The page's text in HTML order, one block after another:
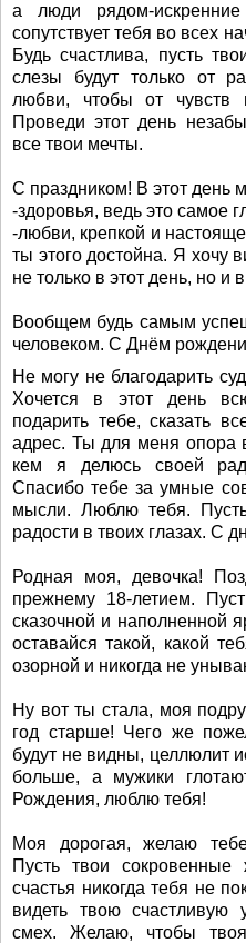
а люди рядом-
сопутствует тебя во всех
Будь счастлива, пусть
слезы будут только от
любви, чтобы от чувств
Проведи этот день
все твои мечты.
С праздником! В этот день
-здоровья, ведь это самое
-любви, крепкой и
ты этого достойна. Я хочу
не только в этот день, но и
Вообщем будь самым
человеком. С Днём
Не могу не благодарить
Хочется в этот день
подарить тебе, сказать
адрес. Ты для меня опора
кем я делюсь своей
Спасибо тебе за умные
мысли. Люблю тебя.
радости в твоих глазах. С
Родная моя, девочка!
прежнему 18-летием.
сказочной и наполненной
оставайся такой, какой
озорной и никогда не
Ну вот ты стала, моя
год старше! Чего же
будут не видны, целлюлит
больше, а мужики
Рождения, люблю тебя!
Моя дорогая, желаю
Пусть твои сокровенные
счастья никогда тебя не
видеть твою счастливую
смех. Желаю, чтобы